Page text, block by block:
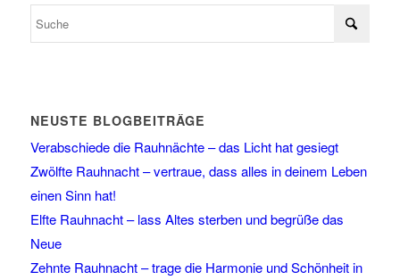
NEUSTE BLOGBEITRÄGE
Verabschiede die Rauhnächte – das Licht hat gesiegt
Zwölfte Rauhnacht – vertraue, dass alles in deinem Leben
einen Sinn hat!
Elfte Rauhnacht – lass Altes sterben und begrüße das
Neue
Zehnte Rauhnacht – trage die Harmonie und Schönheit in